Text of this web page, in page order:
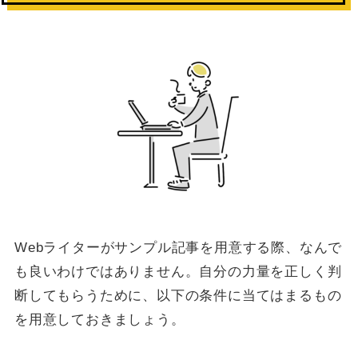
Webライターがサンプル記事を用意する際、なんで
も良いわけではありません。自分の力量を正しく判
断してもらうために、以下の条件に当てはまるもの
を用意しておきましょう。